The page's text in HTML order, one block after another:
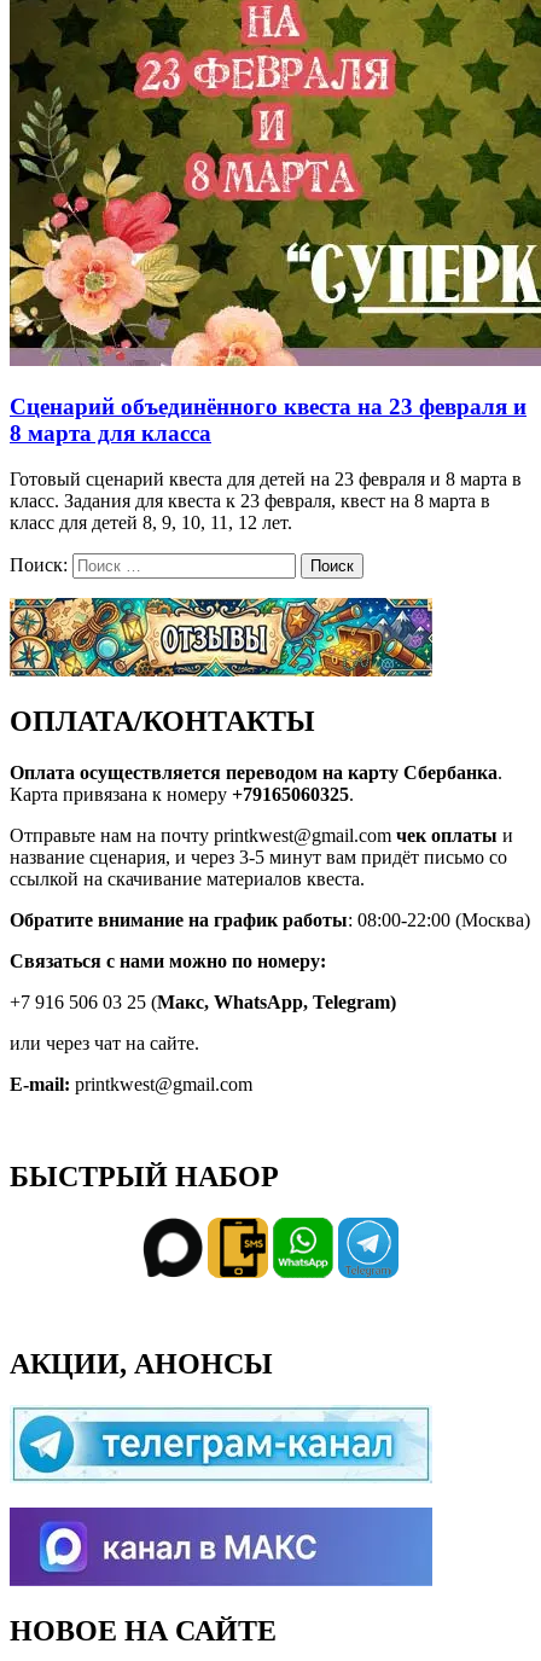
Сценарий объединённого квеста на 23 февраля и
8 марта для класса
Готовый сценарий квеста для детей на 23 февраля и 8 марта в
класс. Задания для квеста к 23 февраля, квест на 8 марта в
класс для детей 8, 9, 10, 11, 12 лет.
Поиск: Поиск
ОПЛАТА/КОНТАКТЫ
Оплата осуществляется переводом на карту Сбербанка.
Карта привязана к номеру +79165060325.
Отправьте нам на почту printkwest@gmail.com чек оплаты и
название сценария, и через 3-5 минут вам придёт письмо со
ссылкой на скачивание материалов квеста.
Обратите внимание на график работы: 08:00-22:00 (Москва)
Связаться с нами можно по номеру:
+7 916 506 03 25 (Макс, WhatsApp, Telegram)
или через чат на сайте.
E-mail: printkwest@gmail.com
БЫСТРЫЙ НАБОР
АКЦИИ, АНОНСЫ
НОВОЕ НА САЙТЕ